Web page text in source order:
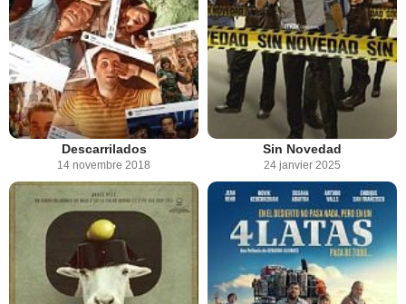
Descarrilados
14 novembre 2018
Sin Novedad
24 janvier 2025